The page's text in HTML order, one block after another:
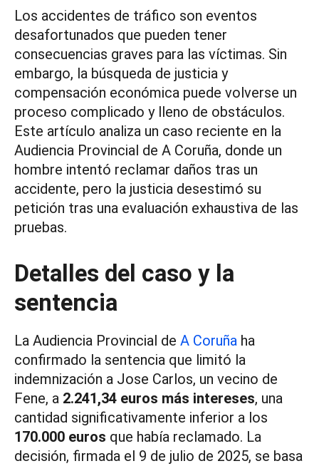
Los accidentes de tráfico son eventos
desafortunados que pueden tener
consecuencias graves para las víctimas. Sin
embargo, la búsqueda de justicia y
compensación económica puede volverse un
proceso complicado y lleno de obstáculos.
Este artículo analiza un caso reciente en la
Audiencia Provincial de A Coruña, donde un
hombre intentó reclamar daños tras un
accidente, pero la justicia desestimó su
petición tras una evaluación exhaustiva de las
pruebas.
Detalles del caso y la
sentencia
La Audiencia Provincial de A Coruña ha
confirmado la sentencia que limitó la
indemnización a Jose Carlos, un vecino de
Fene, a 2.241,34 euros más intereses, una
cantidad significativamente inferior a los
170.000 euros que había reclamado. La
decisión, firmada el 9 de julio de 2025, se basa